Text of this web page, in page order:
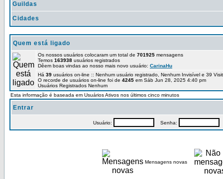
Guildas
Cidades
Quem está ligado
Os nossos usuários colocaram um total de 701925 mensagens
Temos 163938 usuários registrados
Dêem boas vindas ao nosso mais novo usuário: CarinaHu
Há 39 usuários on-line :: Nenhum usuário registrado, Nenhum Invisível e 39
O recorde de usuários on-line foi de 4245 em Sáb Jun 28, 2025 4:40 pm
Usuários Registrados Nenhum
Esta informação é baseada em Usuários Ativos nos últimos cinco minutos
Entrar
Usuário: Senha:
Mensagens novas